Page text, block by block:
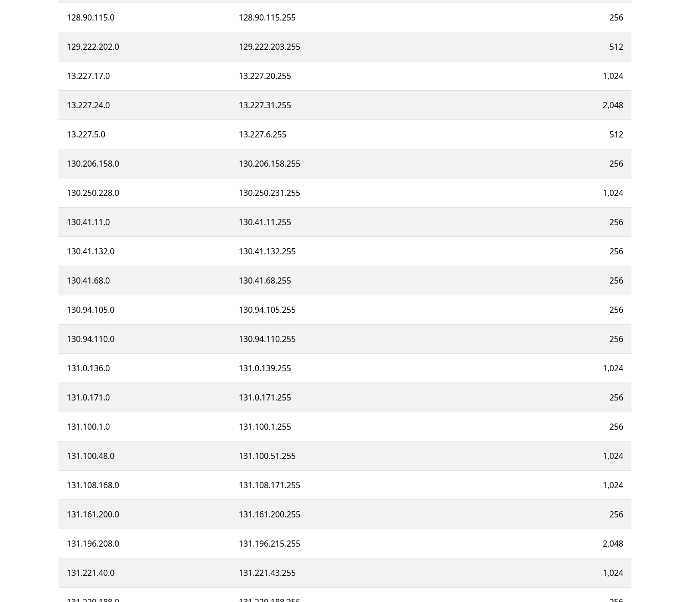
128.90.115.0 128.90.115.255 256
129.222.202.0 129.222.203.255 512
13.227.17.0 13.227.20.255 1,024
13.227.24.0 13.227.31.255 2,048
13.227.5.0 13.227.6.255 512
130.206.158.0 130.206.158.255 256
130.250.228.0 130.250.231.255 1,024
130.41.11.0 130.41.11.255 256
130.41.132.0 130.41.132.255 256
130.41.68.0 130.41.68.255 256
130.94.105.0 130.94.105.255 256
130.94.110.0 130.94.110.255 256
131.0.136.0 131.0.139.255 1,024
131.0.171.0 131.0.171.255 256
131.100.1.0 131.100.1.255 256
131.100.48.0 131.100.51.255 1,024
131.108.168.0 131.108.171.255 1,024
131.161.200.0 131.161.200.255 256
131.196.208.0 131.196.215.255 2,048
131.221.40.0 131.221.43.255 1,024